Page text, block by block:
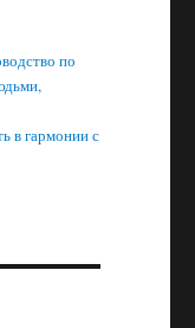
по
в гармонии с